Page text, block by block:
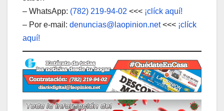
– WhatsApp: (782) 219-94-02 <<< ¡clíck aquí!
– Por e-mail: denuncias@laopinion.net<<< ¡clíck
aquí!